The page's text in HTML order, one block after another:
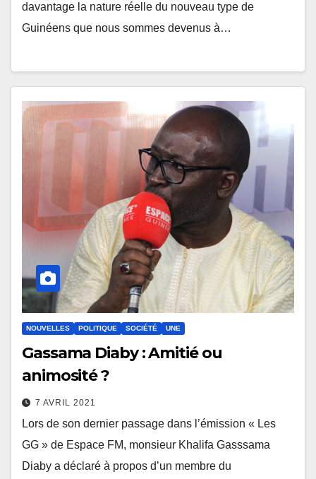
davantage la nature réelle du nouveau type de
Guinéens que nous sommes devenus à…
NOUVELLES POLITIQUE SOCIÉTÉ UNE
Gassama Diaby : Amitié ou
animosité ?
7 AVRIL 2021
Lors de son dernier passage dans l’émission « Les
GG » de Espace FM, monsieur Khalifa Gasssama
Diaby a déclaré à propos d’un membre du